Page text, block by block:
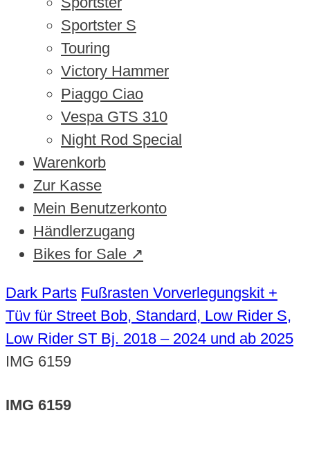
Sportster S
Touring
Victory Hammer
Piaggo Ciao
Vespa GTS 310
Night Rod Special
Warenkorb
Zur Kasse
Mein Benutzerkonto
Händlerzugang
Bikes for Sale ↗
Dark Parts Fußrasten Vorverlegungskit +
Tüv für Street Bob, Standard, Low Rider S,
Low Rider ST Bj. 2018 – 2024 und ab 2025
IMG 6159
IMG 6159